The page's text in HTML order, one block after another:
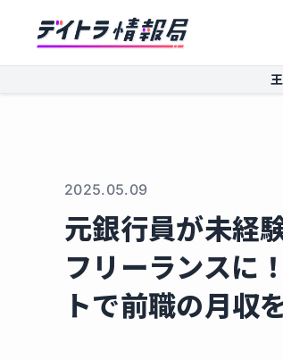
2025.05.09
元銀行員が未経
フリーランスに
トで前職の月収